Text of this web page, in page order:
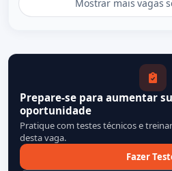
Mostrar mais vagas
Prepare-se para aumentar
oportunidade
Pratique com testes técnicos e
desta vaga.
Fazer